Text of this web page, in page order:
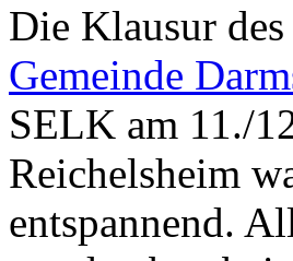
Die Klausur
Gemeinde
SELK am 11./
Reichelsheim
entspannend.